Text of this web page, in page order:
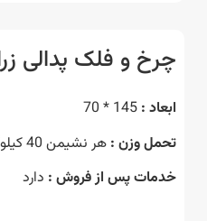
و فلک پدالی زرافه
وزن :هر نشیمن 40 کیلوگرم
پس از فروش :دارد